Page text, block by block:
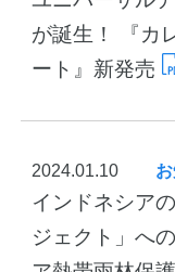
が誕生！ 『カ
ート』新発売
インドネシア
ジェクト」へ
2024.01.10